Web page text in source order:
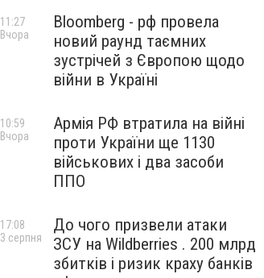
Bloomberg - рф провела
новий раунд таємних
зустрічей з Європою щодо
війни в Україні
11:27
Вчора
Армія РФ втратила на війні
проти України ще 1130
військових і два засоби
ППО
10:59
Вчора
До чого призвели атаки
ЗСУ на Wildberries . 200 млрд
збитків і ризик краху банків
17:08
3 серпня